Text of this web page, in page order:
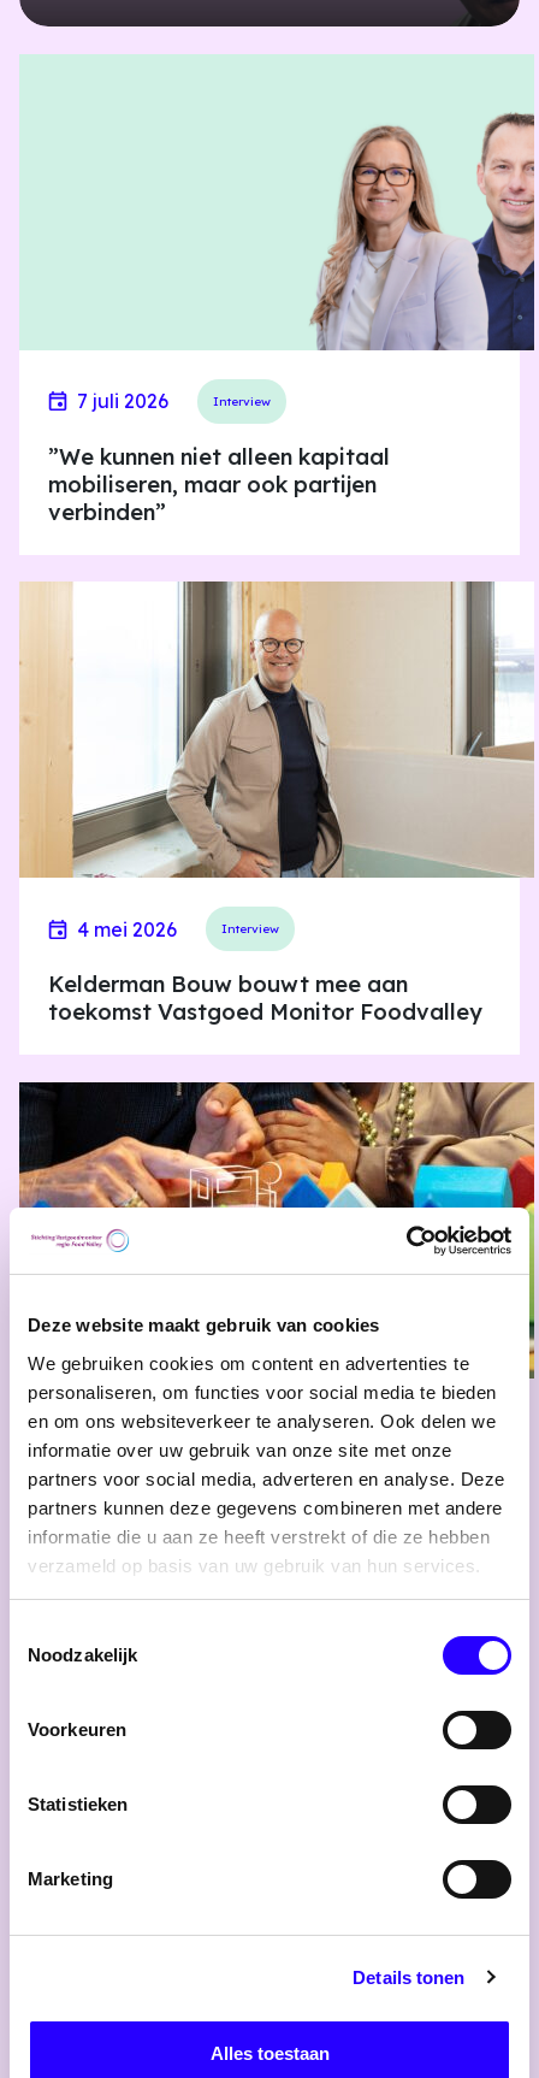
Deze website maakt gebruik van cookies
We gebruiken cookies om content en advertenties te
personaliseren, om functies voor social media te bieden
en om ons websiteverkeer te analyseren. Ook delen we
informatie over uw gebruik van onze site met onze
partners voor social media, adverteren en analyse. Deze
partners kunnen deze gegevens combineren met andere
informatie die u aan ze heeft verstrekt of die ze hebben
verzameld op basis van uw gebruik van hun services.
Noodzakelijk
Voorkeuren
Statistieken
Marketing
Details tonen
Alles toestaan
7 juli 2026 Interview
”We kunnen niet alleen kapitaal
mobiliseren, maar ook partijen
verbinden”
4 mei 2026 Interview
Kelderman Bouw bouwt mee aan
toekomst Vastgoed Monitor Foodvalley
11 februari 2026 Regionieuws
Beter Benutten van Bestaande
Gebouwen
10 februari 2026
‘Samenwerking is geen randvoorwaarde,